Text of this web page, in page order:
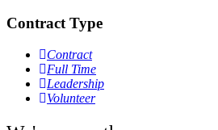
Contract Type
Contract
Full Time
Leadership
Volunteer